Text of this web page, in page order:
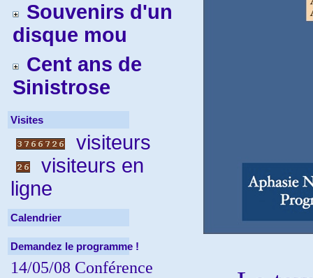
Souvenirs d'un
disque mou
Cent ans de
Sinistrose
Visites
visiteurs
visiteurs en
ligne
Calendrier
Demandez le programme !
14/05/08 Conférence